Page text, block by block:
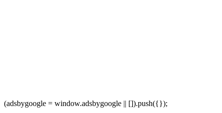
(adsbygoogle = window.adsbygoogle || []).push({});